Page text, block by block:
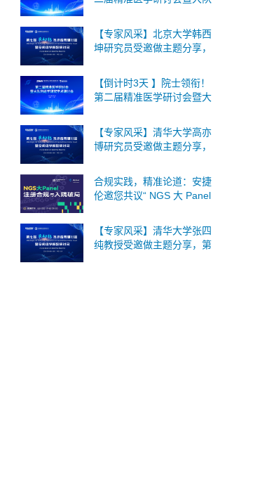
8月1日上海召开，诚邀您的
参与！
【专家风采】北京大学韩西
坤研究员受邀做主题分享，
坛将于2026年9月18-19日在
北京召开！
【倒计时3天 】院士领衔！
第二届精准医学研讨会暨大
于8月1日上海召开，诚邀您
的参与！
【专家风采】清华大学高亦
博研究员受邀做主题分享，
坛将于2026年9月18-19日在
北京召开！
合规实践，精准论道：安捷
伦邀您共议“ NGS 大 Panel
【专家风采】清华大学张四
纯教授受邀做主题分享，第